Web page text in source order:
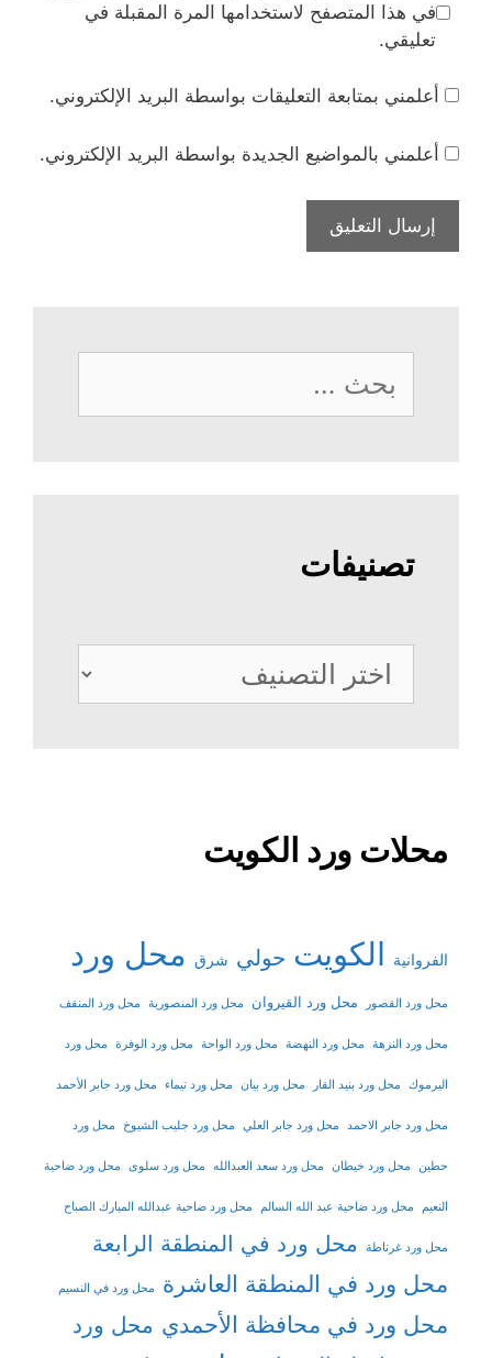
في هذا المتصفح لاستخدامها المرة المقبلة في
تعليقي.
أعلمني بمتابعة التعليقات بواسطة البريد الإلكتروني.
أعلمني بالمواضيع الجديدة بواسطة البريد الإلكتروني.
عن:
تصنيفات
تصنيفات
محلات ورد الكويت
الفروانية الكويت حولي شرق محل ورد
محل ورد القصور محل ورد القيروان محل ورد المنصورية محل ورد المنقف
محل ورد النزهة محل ورد النهضة محل ورد الواحة محل ورد الوفرة محل ورد
اليرموك محل ورد بنيد القار محل ورد بيان محل ورد تيماء محل ورد جابر الأحمد
محل ورد جابر الاحمد محل ورد جابر العلي محل ورد جليب الشيوخ محل ورد
حطين محل ورد خيطان محل ورد سعد العبدالله محل ورد سلوى محل ورد ضاحية
النعيم محل ورد ضاحية عبد الله السالم محل ورد ضاحية عبدالله المبارك الصباح
محل ورد غرناطة
محل ورد في المنطقة الرابعة
محل ورد في المنطقة العاشرة
محل ورد في النسيم
محل ورد في محافظة الأحمدي محل ورد